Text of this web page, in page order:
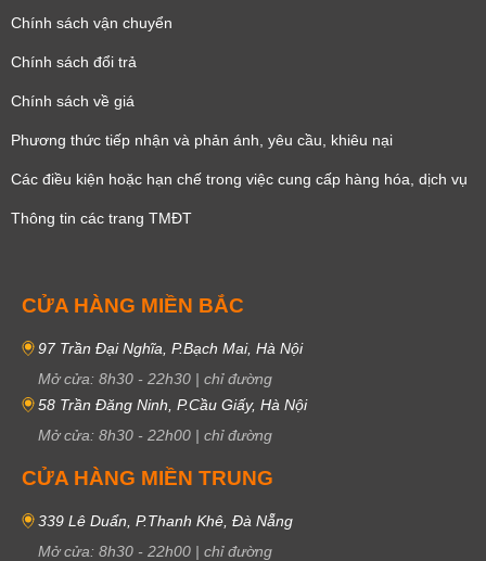
Chính sách vận chuyển
Chính sách đổi trả
Chính sách về giá
Phương thức tiếp nhận và phản ánh, yêu cầu, khiêu nại
Các điều kiện hoặc hạn chế trong việc cung cấp hàng hóa, dịch vụ
Thông tin các trang TMĐT
CỬA HÀNG MIỀN BẮC
97 Trần Đại Nghĩa, P.Bạch Mai, Hà Nội
Mở cửa: 8h30 - 22h30 | chỉ đường
58 Trần Đăng Ninh, P.Cầu Giấy, Hà Nội
Mở cửa: 8h30 - 22h00 | chỉ đường
CỬA HÀNG MIỀN TRUNG
339 Lê Duẩn, P.Thanh Khê, Đà Nẵng
Mở cửa: 8h30 - 22h00 | chỉ đường